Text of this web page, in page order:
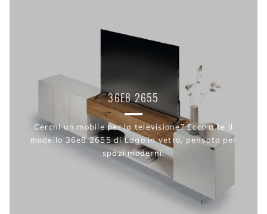
36E8 2655
Cerchi un mobile per la televisione? Ecco a te il
modello 36e8 2655 di Lago in vetro, pensato per
spazi moderni.